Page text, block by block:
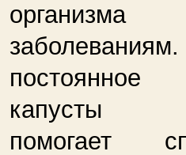
постоянное
капусты
помогает